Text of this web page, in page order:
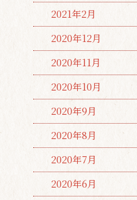
2021年2月
2020年12月
2020年11月
2020年10月
2020年9月
2020年8月
2020年7月
2020年6月